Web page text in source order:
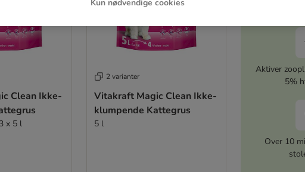
Clean Ikke-
x 5 l
2 varianter
Vitakraft Magic Clean Ikke-
klumpende Kattegrus
5 l
Aktiver
5%
Over 10
Kun nødvendige cookies